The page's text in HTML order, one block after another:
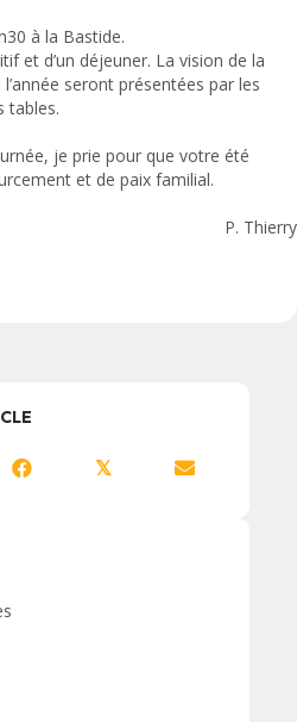
à la Bastide.
et d’un déjeuner. La vision de la
seront présentées par les
tables.
je prie pour que votre été
et de paix familial.
P. Thierry
𝕏